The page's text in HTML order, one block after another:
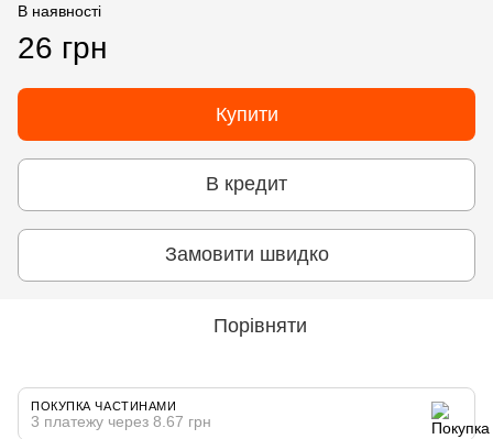
В наявності
26 грн
Купити
В кредит
Замовити швидко
Порівняти
ПОКУПКА ЧАСТИНАМИ
3 платежу через 8.67 грн